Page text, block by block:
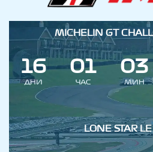
MICHELIN GT
16
ДНИ
01
ЧАС
02
3
МИН
LONE STAR